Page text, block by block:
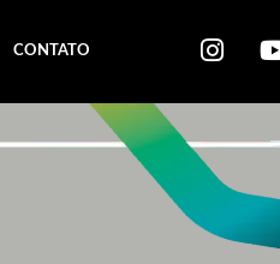
CONTATO